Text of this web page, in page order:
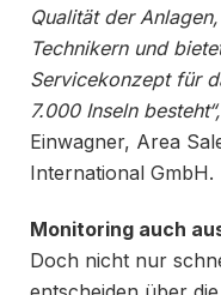
Qualität der
Technikern und
Servicekonzept für
7.000 Inseln besteht“,
Einwagner, Area
International GmbH.
Monitoring auch
Doch nicht nur